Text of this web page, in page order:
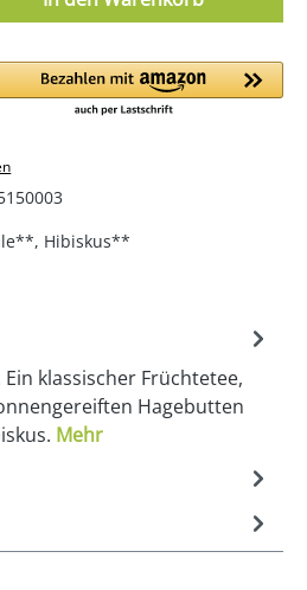
Hibiskus**
klassischer Früchtetee,
Hagebutten
Mehr